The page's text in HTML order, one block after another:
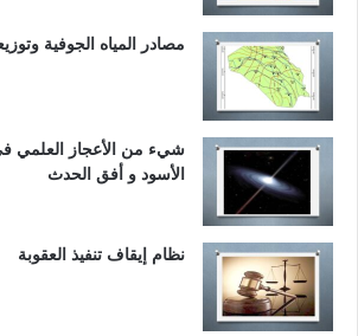
مصادر المياه الجوفية
شيء من الأعجاز العلمي
الأسود و أفق الحدث
نظام إيقاف تنفيذ العقوبة